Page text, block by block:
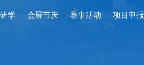
学 会展节庆 赛事活动 项目申报